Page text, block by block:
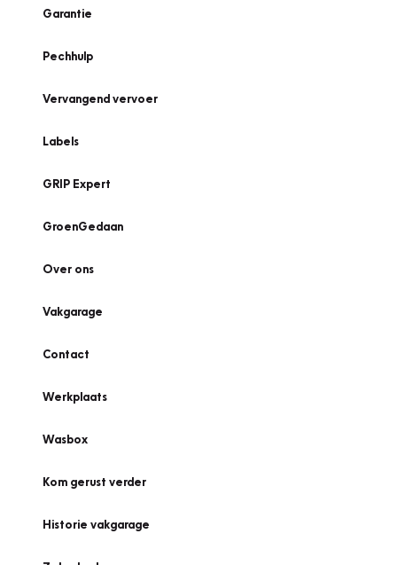
Garantie
Pechhulp
Vervangend vervoer
Labels
GRIP Expert
GroenGedaan
Over ons
Vakgarage
Contact
Werkplaats
Wasbox
Kom gerust verder
Historie vakgarage